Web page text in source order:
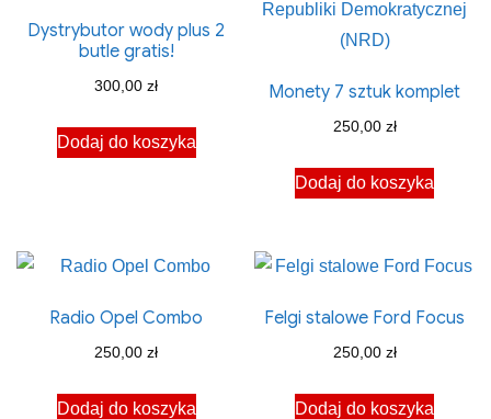
Dystrybutor wody plus 2
butle gratis!
300,00zł
Dodaj do koszyka
Monety 7 sztuk komplet
250,00 zł
Dodaj do koszyka
Radio Opel Combo
250,00zł
Dodaj do koszyka
Felgi stalowe Ford Focus
250,00 zł
Dodaj do koszyka